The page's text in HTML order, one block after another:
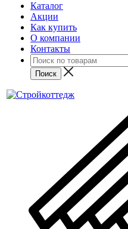
Каталог
Акции
Как купить
О компании
Контакты